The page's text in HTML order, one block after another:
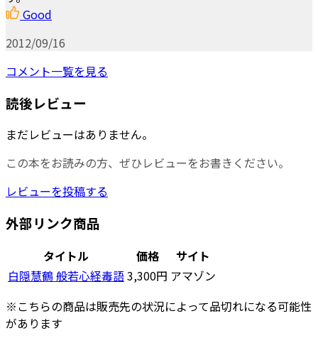
Good
2012/09/16
コメント一覧を見る
読後レビュー
まだレビューはありません。
この本をお読みの方、ぜひレビューをお書きください。
レビューを投稿する
外部リンク商品
タイトル 価格
サイト
白隠慧鶴 般若心経毒語3,300円 アマゾン
※こちらの商品は販売先の状況によって品切れになる可能性
があります